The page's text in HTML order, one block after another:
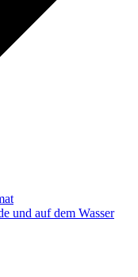
und auf dem Wasser